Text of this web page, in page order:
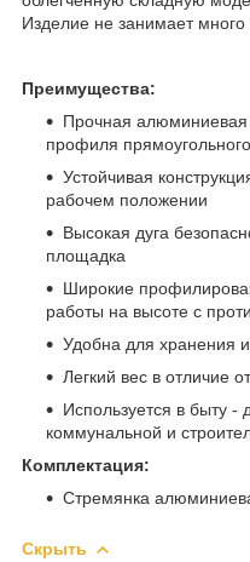
Изделие не занимает много
Преимущества:
Прочная алюминиевая
профиля
Устойчивая
рабочем положении
Высокая дуга
площадка
Широкие
работы на высоте с
Удобна для хранения
Легкий вес в отличие
Используется в быту -
коммунальной и
Комплектация:
Стремянка
Скрыть